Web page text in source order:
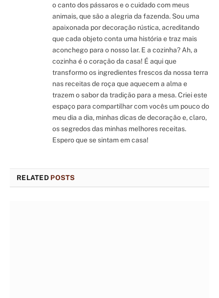
o canto dos pássaros e o cuidado com meus
animais, que são a alegria da fazenda. Sou uma
apaixonada por decoração rústica, acreditando
que cada objeto conta uma história e traz mais
aconchego para o nosso lar. E a cozinha? Ah, a
cozinha é o coração da casa! É aqui que
transformo os ingredientes frescos da nossa terra
nas receitas de roça que aquecem a alma e
trazem o sabor da tradição para a mesa. Criei este
espaço para compartilhar com vocês um pouco do
meu dia a dia, minhas dicas de decoração e, claro,
os segredos das minhas melhores receitas.
Espero que se sintam em casa!
RELATED POSTS